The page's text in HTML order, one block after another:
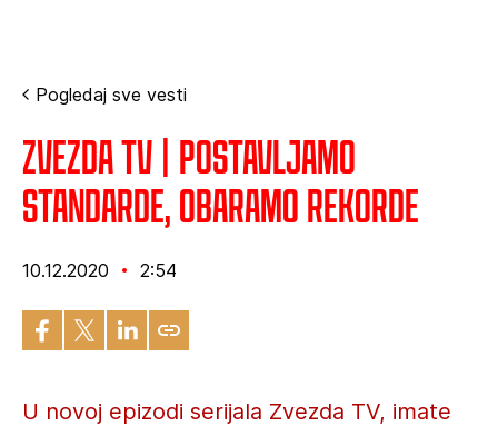
Pogledaj sve vesti
Zvezda TV | Postavljamo
standarde, obaramo rekorde
10.12.2020 2:54
U novoj epizodi serijala Zvezda TV, imate